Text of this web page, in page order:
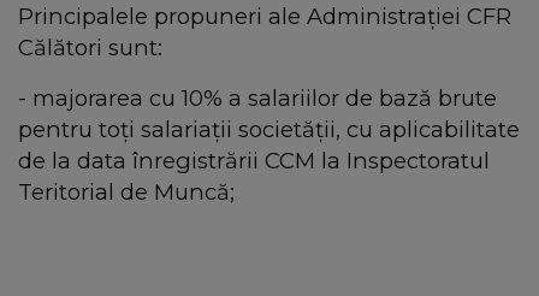
Principalele propuneri ale Administrației CFR
Călători sunt:
- majorarea cu 10% a salariilor de bază brute
pentru toți salariații societății, cu aplicabilitate
de la data înregistrării CCM la Inspectoratul
Teritorial de Muncă;